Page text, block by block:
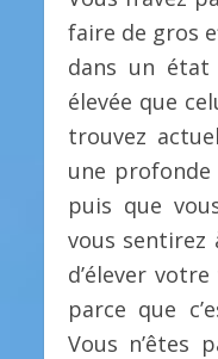
faire de gros
dans un état
élevée que
trouvez
une
puis que
vous
d’élever
parce que
Vous n’êtes